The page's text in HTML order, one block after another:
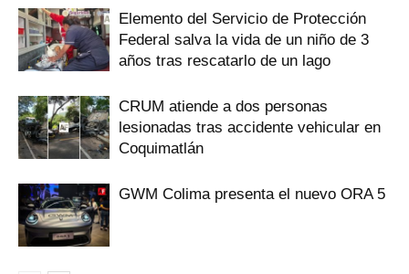
Elemento del Servicio de Protección
Federal salva la vida de un niño de 3
años tras rescatarlo de un lago
CRUM atiende a dos personas
lesionadas tras accidente vehicular en
Coquimatlán
GWM Colima presenta el nuevo ORA 5